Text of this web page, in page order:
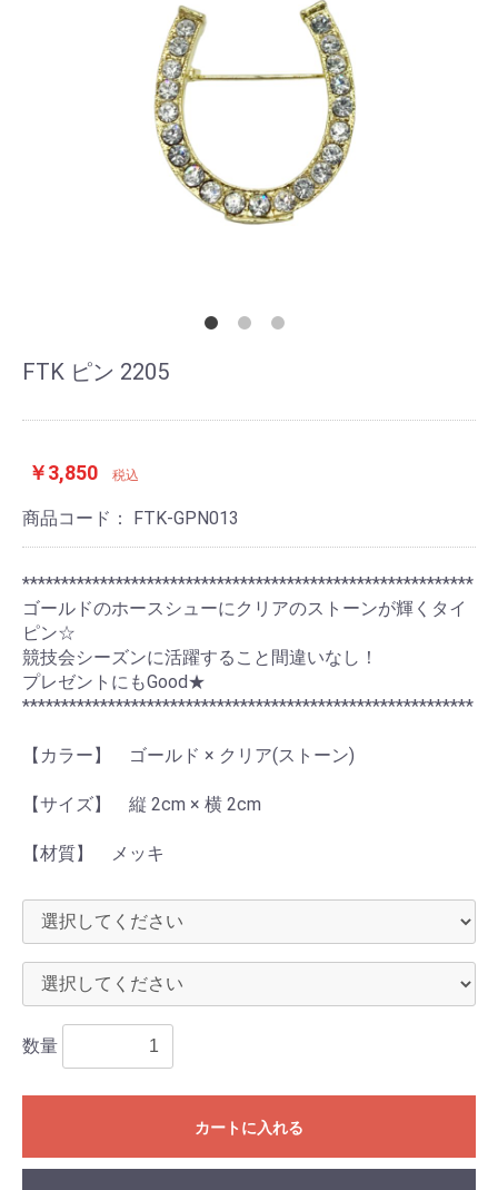
FTK ピン 2205
￥3,850 税込
商品コード： FTK-GPN013
**********************************************************
ゴールドのホースシューにクリアのストーンが輝くタイ
ピン☆
競技会シーズンに活躍すること間違いなし！
プレゼントにもGood★
**********************************************************
【カラー】 ゴールド × クリア(ストーン)
【サイズ】 縦 2cm × 横 2cm
【材質】 メッキ
数量
カートに入れる